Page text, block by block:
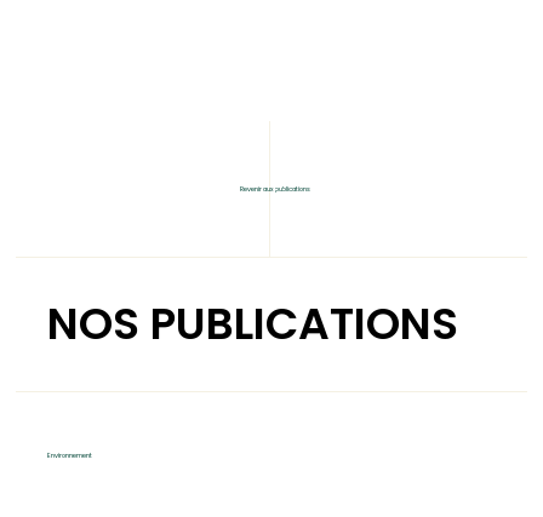
NOS PUBLICATIONS
Revenir aux publications
Environnement